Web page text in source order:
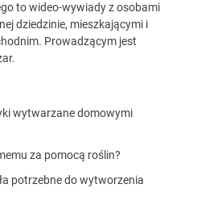
to wideo-wywiady z osobami
dziedzinie, mieszkającymi i
Prowadzącym jest
wytwarzane domowymi
za pomocą roślin?
potrzebne do wytworzenia